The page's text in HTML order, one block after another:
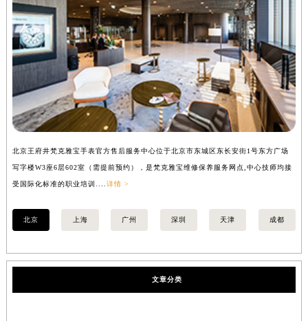
北京王府井梵克雅宝手表官方售后服务中心位于北京市东城区东长安街1号东方广场
写字楼W3座6层602室（需提前预约），是梵克雅宝维修保养服务网点,中心技师均接
受国际化标准的职业培训.... 详情 >
北京 上海 广州 深圳 天津 成都
文章分类